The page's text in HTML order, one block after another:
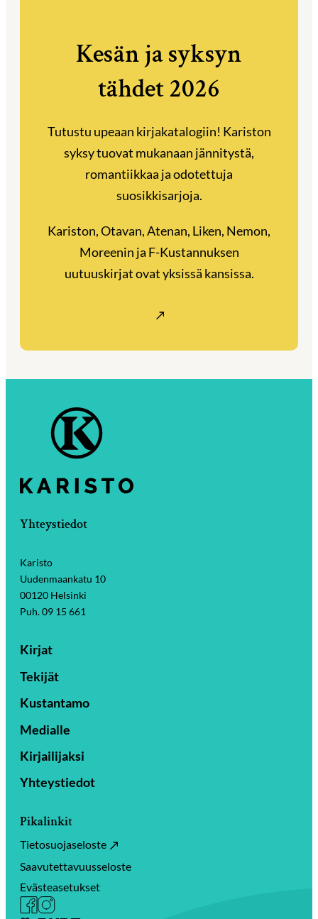
Kesän ja syksyn
tähdet 2026
Tutustu upeaan kirjakatalogiin! Kariston
syksy tuovat mukanaan jännitystä,
romantiikkaa ja odotettuja
suosikkisarjoja.
Kariston, Otavan, Atenan, Liken, Nemon,
Moreenin ja F-Kustannuksen
uutuuskirjat ovat yksissä kansissa.
Yhteystiedot
Karisto
Uudenmaankatu 10
00120 Helsinki
Puh. 09 15 661
Kirjat
Tekijät
Kustantamo
Medialle
Kirjailijaksi
Yhteystiedot
Pikalinkit
Tietosuojaseloste
Saavutettavuusseloste
Evästeasetukset
Facebook
Instagram